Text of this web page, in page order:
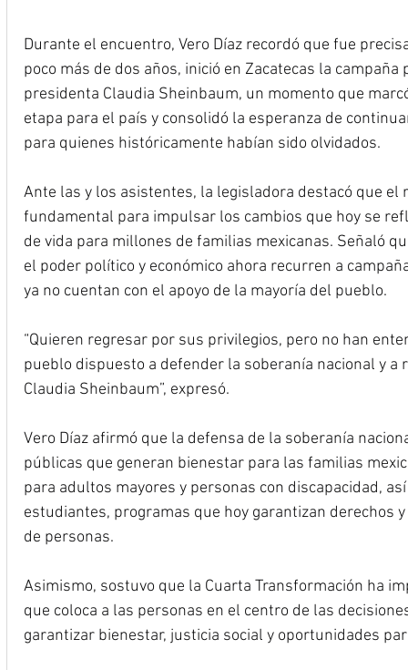
Durante el encuentro, Vero Díaz recordó que fue
poco más de dos años, inició en Zacatecas la
presidenta Claudia Sheinbaum, un momento que
etapa para el país y consolidó la esperanza de
para quienes históricamente habían sido olvidados.
Ante las y los asistentes, la legisladora destacó que
fundamental para impulsar los cambios que hoy se
de vida para millones de familias mexicanas. Señaló
el poder político y económico ahora recurren a
ya no cuentan con el apoyo de la mayoría del pueblo.
“Quieren regresar por sus privilegios, pero no han
pueblo dispuesto a defender la soberanía nacional y
Claudia Sheinbaum”, expresó.
Vero Díaz afirmó que la defensa de la soberanía
públicas que generan bienestar para las familias
para adultos mayores y personas con discapacidad,
estudiantes, programas que hoy garantizan derechos
de personas.
Asimismo, sostuvo que la Cuarta Transformación ha
que coloca a las personas en el centro de las
garantizar bienestar, justicia social y oportunidades